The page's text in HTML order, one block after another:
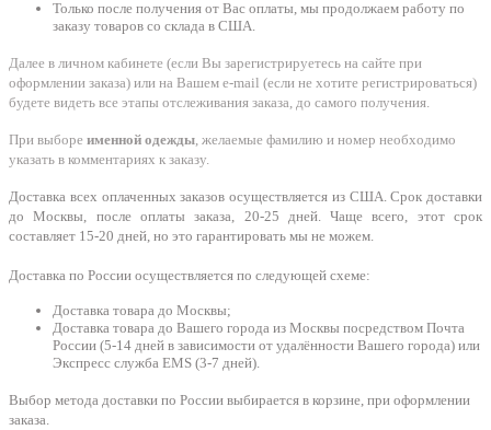
Только после получения от Вас оплаты, мы продолжаем работу по
заказу товаров со склада в США.
Далее в личном кабинете (если Вы зарегистрируетесь на сайте при
оформлении заказа) или на Вашем e-mail (если не хотите регистрироваться)
будете видеть все этапы отслеживания заказа, до самого получения.
При выборе именной одежды, желаемые фамилию и номер необходимо
указать в комментариях к заказу.
Доставка всех оплаченных заказов осуществляется из США. Срок доставки
до Москвы, после оплаты заказа, 20-25 дней. Чаще всего, этот срок
составляет 15-20 дней, но это гарантировать мы не можем.
Доставка по России осуществляется по следующей схеме:
Доставка товара до Москвы;
Доставка товара до Вашего города из Москвы посредством Почта
России (5-14 дней в зависимости от удалённости Вашего города) или
Экспресс служба EMS (3-7 дней).
Выбор метода доставки по России выбирается в корзине, при оформлении
заказа.